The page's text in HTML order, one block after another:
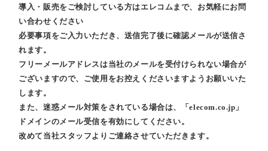
導入・販売をご検討している方はエレコムまで、お気軽にお問
い合わせください
必要事項をご入力いただき、送信完了後に確認メールが送信さ
れます。
フリーメールアドレスは当社のメールを受付けられない場合が
ございますので、ご使用をお控えくださいますようお願いいた
します。
また、迷惑メール対策をされている場合は、「elecom.co.jp」
ドメインのメール受信を有効にしてください。
改めて当社スタッフよりご連絡させていただきます。